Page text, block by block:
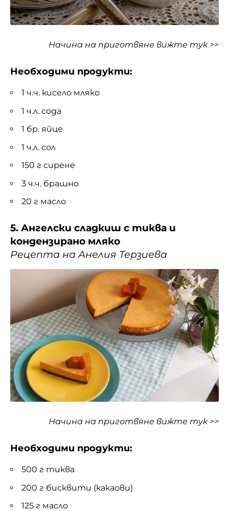
Начина на приготвяне вижте тук >>
Необходими продукти:
1 ч.ч. кисело мляко
1 ч.л. сода
1 бр. яйце
1 ч.л. сол
150 г сирене
3 ч.ч. брашно
20 г масло
5. Ангелски сладкиш с тиква и
кондензирано мляко
Рецепта на Анелия Терзиева
Начина на приготвяне вижте тук >>
Необходими продукти:
500 г тиква
200 г бисквити (какаови)
125 г масло